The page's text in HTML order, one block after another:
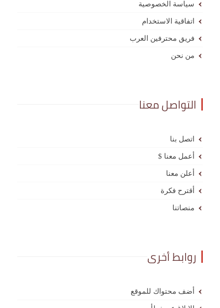
سياسة الخصوصية
اتفاقية الاستخدام
فريق محترفين العرب
من نحن
التواصل معنا
اتصل بنا
أعمل معنا $
أعلن معنا
أقترح فكرة
منصاتنا
روابط أخرى
أضف محتواك للموقع